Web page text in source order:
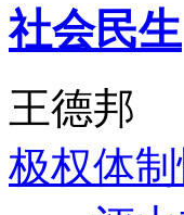
社会民生
王德邦
极权体